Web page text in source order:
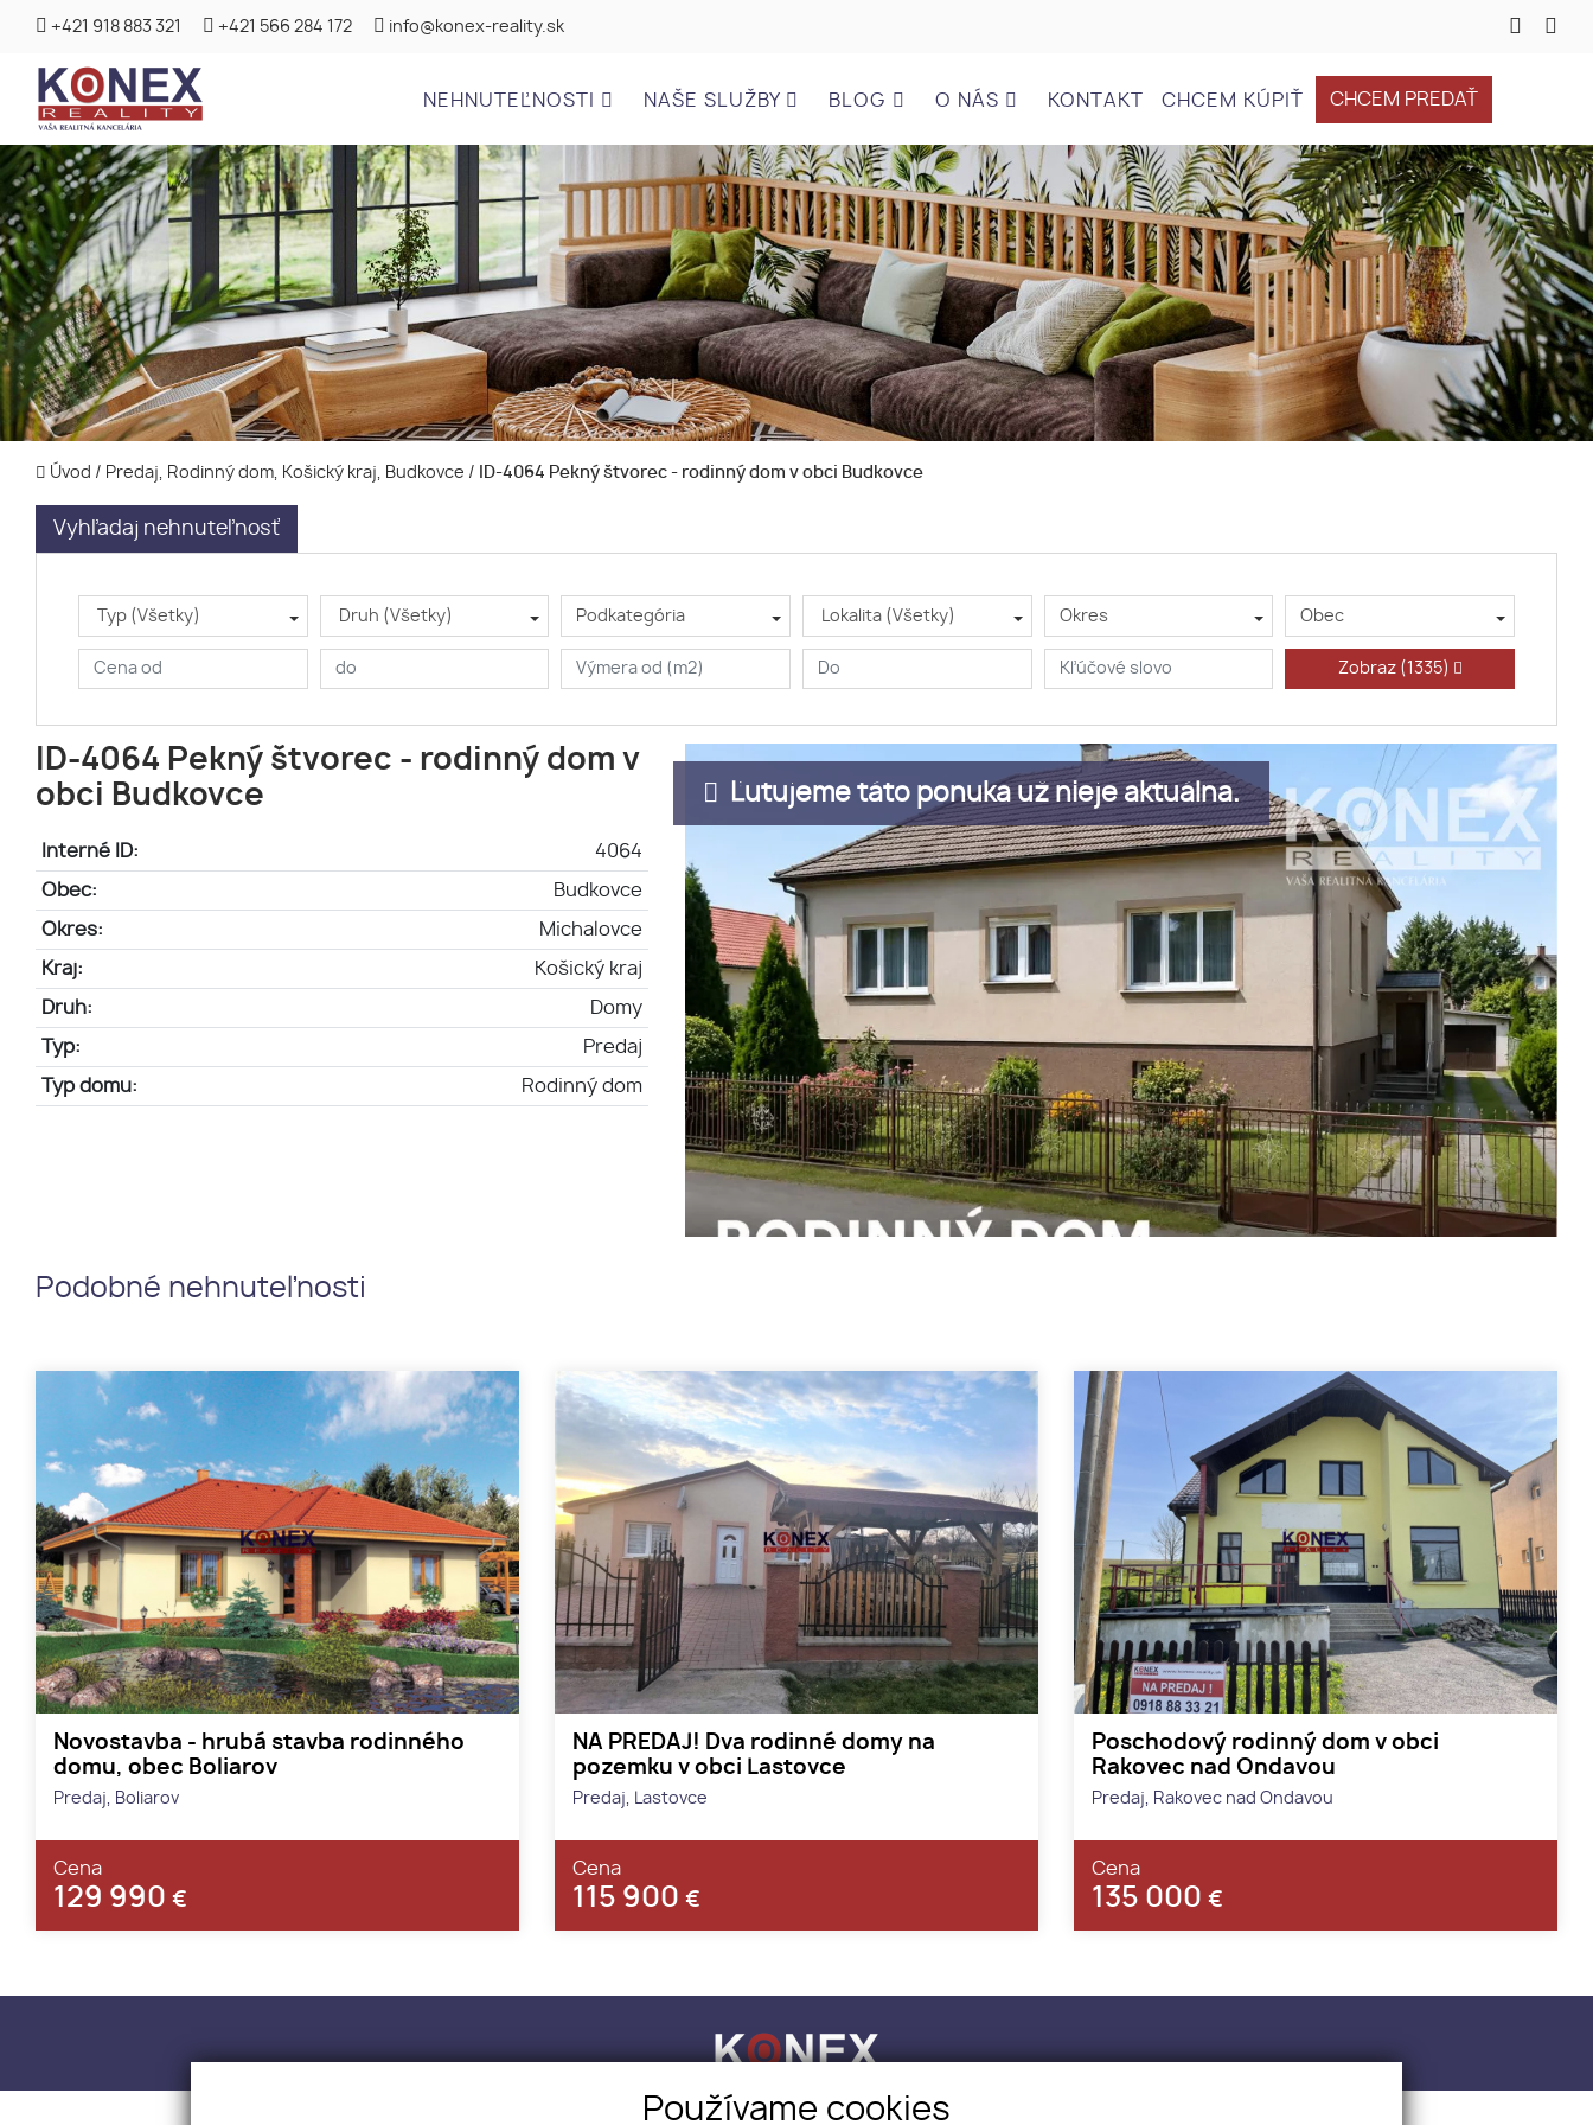
+421 918 883 321 +421 566 284 172 info@konex-reality.sk
NEHNUTEĽNOSTI NAŠE SLUŽBY BLOG O NÁS KONTAKT CHCEM KÚPIŤ CHCEM PREDAŤ
Úvod / Predaj, Rodinný dom, Košický kraj, Budkovce / ID-4064 Pekný štvorec - rodinný dom v obci Budkovce
Vyhľadaj nehnuteľnosť
Typ (Všetky) Druh (Všetky) Podkategória Lokalita (Všetky) Okres Obec
Zobraz (1335)
ID-4064 Pekný štvorec - rodinný dom v
obci Budkovce
Interné ID: 4064
Obec: Budkovce
Okres: Michalovce
Kraj: Košický kraj
Druh: Domy
Typ: Predaj
Typ domu: Rodinný dom
Ľutujeme táto ponuka už nieje aktuálna.
Podobné nehnuteľnosti
Novostavba - hrubá stavba rodinného
domu, obec Boliarov
Predaj, Boliarov
Cena
129 990 €
NA PREDAJ! Dva rodinné domy na
pozemku v obci Lastovce
Predaj, Lastovce
Cena
115 900 €
Poschodový rodinný dom v obci
Rakovec nad Ondavou
Predaj, Rakovec nad Ondavou
Cena
135 000 €
Používame cookies